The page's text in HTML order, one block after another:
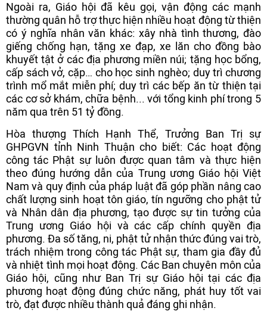
Ngoài ra, Giáo hội đã kêu gọi, vận động các mạnh
thường quân hỗ trợ thực hiện nhiều hoạt động từ thiện
có ý nghĩa nhân văn khác: xây nhà tình thương, đào
giếng chống hạn, tặng xe đạp, xe lăn cho đồng bào
khuyết tật ở các địa phương miền núi; tặng học bổng,
cấp sách vở, cặp… cho học sinh nghèo; duy trì chương
trình mổ mắt miễn phí; duy trì các bếp ăn từ thiện tại
các cơ sở khám, chữa bệnh... với tổng kinh phí trong 5
năm qua trên 51 tỷ đồng.
Hòa thượng Thích Hạnh Thể, Trưởng Ban Trị sự
GHPGVN tỉnh Ninh Thuận cho biết: Các hoạt động
công tác Phật sự luôn được quan tâm và thực hiện
theo đúng hướng dẫn của Trung ương Giáo hội Việt
Nam và quy định của pháp luật đã góp phần nâng cao
chất lượng sinh hoạt tôn giáo, tín ngưỡng cho phật tử
và Nhân dân địa phương, tạo được sự tin tưởng của
Trung ương Giáo hội và các cấp chính quyền địa
phương. Đa số tăng, ni, phật tử nhận thức đúng vai trò,
trách nhiệm trong công tác Phật sự, tham gia đầy đủ
và nhiệt tình mọi hoạt động. Các Ban chuyên môn của
Giáo hội, cũng như Ban Trị sự Giáo hội tại các địa
phương hoạt động đúng chức năng, phát huy tốt vai
trò, đạt được nhiều thành quả đáng ghi nhận.